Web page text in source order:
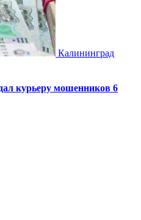
Калининград
курьеру мошенников 6